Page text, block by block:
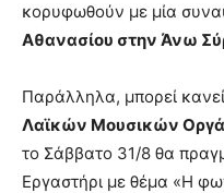
κορυφωθούν με μία
Αθανασίου στην Άνω
Παράλληλα, μπορεί
Λαϊκών Μουσικών
το Σάββατο 31/8 θα
Εργαστήρι με θέμα «Η